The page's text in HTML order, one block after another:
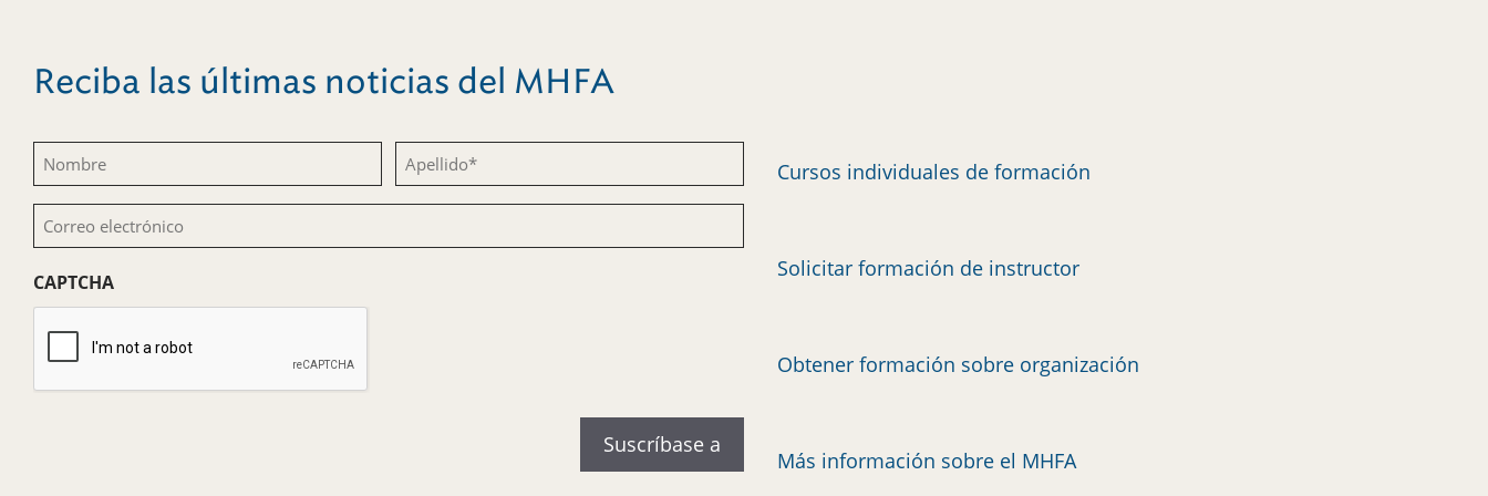
Reciba las últimas noticias del MHFA
Nombre
(Obligatorio)
Apellido
(Obligatorio)
Correo
electrónico
(Obligatorio)
CAPTCHA
Cursos individuales de formación
Solicitar formación de instructor
Obtener formación sobre organización
Más información sobre el MHFA